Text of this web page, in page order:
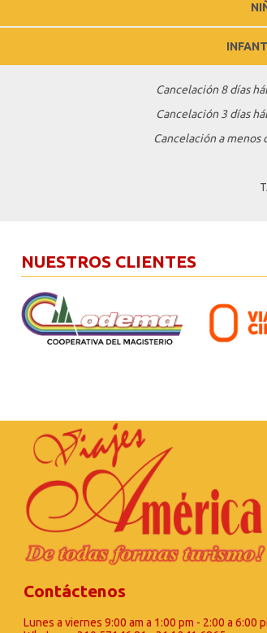
Cancelación 8 días
Cancelación 3 días
Cancelación a
NUESTROS CLIENTES
Contáctenos
Lunes a viernes 9:00 am a 1:00 pm - 2:00 a 6:00